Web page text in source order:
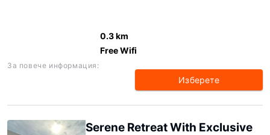
0.3 km
Free Wifi
За повече информация:
Изберете
Serene Retreat With Exclusive